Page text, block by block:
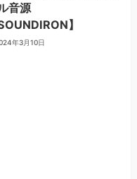
音源
SOUNDIRON】
年3月10日